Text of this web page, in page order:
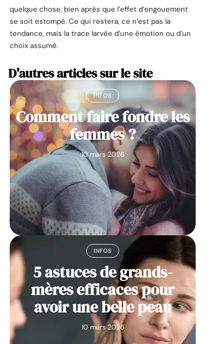
quelque chose, bien après que l’effet d’engouement
se soit estompé. Ce qui restera, ce n’est pas la
tendance, mais la trace larvée d’une émotion ou d’un
choix assumé.
D'autres articles sur le site
INFOS
Comment faire fondre les
femmes ?
10 mars 2026
INFOS
5 astuces de grands-
mères efficaces pour
avoir une belle peau
10 mars 2026